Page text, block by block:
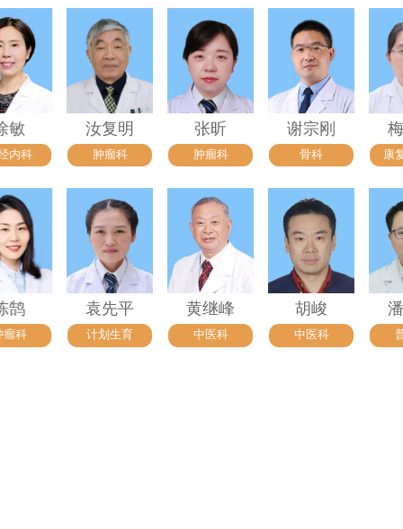
肿瘤科 肿瘤科 骨科
梅春燕
康复医学科
计划生育
黄继峰
中医科 中医科 普外科